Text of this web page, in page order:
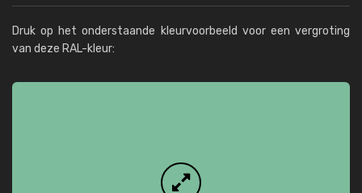
Druk op het onderstaande kleurvoorbeeld voor een vergroting
van deze RAL-kleur: